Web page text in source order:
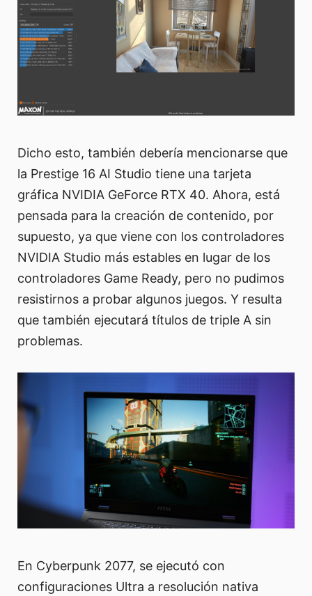
Dicho esto, también debería mencionarse que
la Prestige 16 AI Studio tiene una tarjeta
gráfica NVIDIA GeForce RTX 40. Ahora, está
pensada para la creación de contenido, por
supuesto, ya que viene con los controladores
NVIDIA Studio más estables en lugar de los
controladores Game Ready, pero no pudimos
resistirnos a probar algunos juegos. Y resulta
que también ejecutará títulos de triple A sin
problemas.
En Cyberpunk 2077, se ejecutó con
configuraciones Ultra a resolución nativa